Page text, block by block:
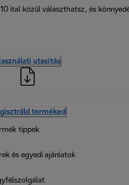
ital közül választhatsz, és
utasítás
terméked
tippek
és egyedi ajánlatok